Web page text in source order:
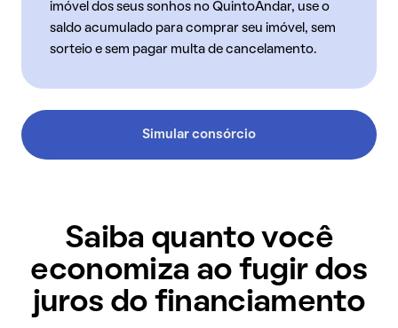
imóvel dos seus sonhos no QuintoAndar, use o
saldo acumulado para comprar seu imóvel, sem
sorteio e sem pagar multa de cancelamento.
Simular consórcio
Saiba quanto você
economiza ao fugir dos
juros do financiamento